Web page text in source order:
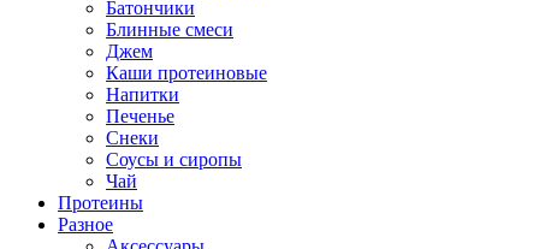
Батончики
Блинные смеси
Джем
Каши протеиновые
Напитки
Печенье
Снеки
Соусы и сиропы
Чай
Протеины
Разное